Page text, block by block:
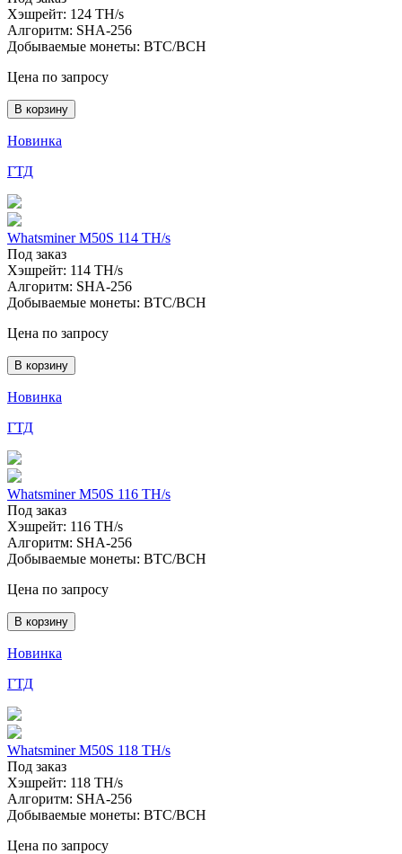
Хэшрейт: 124 TH/s
Алгоритм: SHA-256
Добываемые монеты: BTC/BCH
Цена по запросу
В корзину
Новинка
ГТД
Whatsminer M50S 114 TH/s
Под заказ
Хэшрейт: 114 TH/s
Алгоритм: SHA-256
Добываемые монеты: BTC/BCH
Цена по запросу
В корзину
Новинка
ГТД
Whatsminer M50S 116 TH/s
Под заказ
Хэшрейт: 116 TH/s
Алгоритм: SHA-256
Добываемые монеты: BTC/BCH
Цена по запросу
В корзину
Новинка
ГТД
Whatsminer M50S 118 TH/s
Под заказ
Хэшрейт: 118 TH/s
Алгоритм: SHA-256
Добываемые монеты: BTC/BCH
Цена по запросу